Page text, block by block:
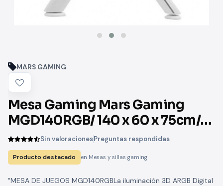
MARS GAMING
Mesa Gaming Mars Gaming
MGD140RGB/ 140 x 60 x 75cm/
BlancaSin valoracionesPreguntas respondidas
Producto destacado en Mesas y sillas gaming
"MESA DE JUEGOS MGD140RGBLa iluminación 3D ARGB Digital